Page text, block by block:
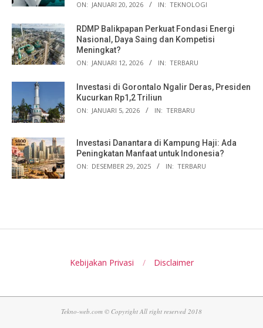
ON: JANUARI 20, 2026 IN: TEKNOLOGI
RDMP Balikpapan Perkuat Fondasi Energi
Nasional, Daya Saing dan Kompetisi
Meningkat?
ON: JANUARI 12, 2026 IN: TERBARU
Investasi di Gorontalo Ngalir Deras, Presiden
Kucurkan Rp1,2 Triliun
ON: JANUARI 5, 2026 IN: TERBARU
Investasi Danantara di Kampung Haji: Ada
Peningkatan Manfaat untuk Indonesia?
ON: DESEMBER 29, 2025 IN: TERBARU
Kebijakan Privasi Disclaimer
Tekno-web.com © Copyright All right reserved 2018